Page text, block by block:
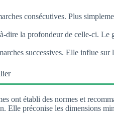
consécutives. Plus
dire la profondeur de celle-ci.
successives. Elle influe sur
ont établi des normes et
Elle préconise les dimensions